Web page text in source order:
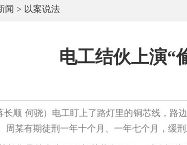
闻 > 以案说法
电工结伙上演“
长顺 何骁） 电工盯上了路灯里的铜芯线，路
周某有期徒刑一年十个月、一年七个月，缓刑